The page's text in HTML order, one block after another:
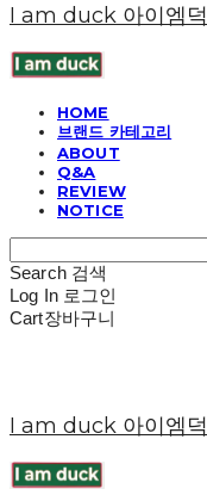
I am duck 아이엠덕
HOME
브랜드 카테고리
ABOUT
Q&A
REVIEW
NOTICE
Search 검색
Log In 로그인
Cart장바구니
I am duck 아이엠덕